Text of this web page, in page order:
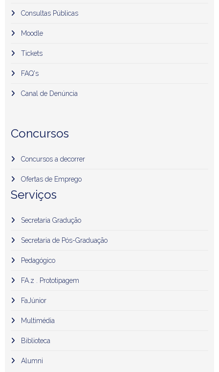
Consultas Públicas
Moodle
Tickets
FAQ's
Canal de Denúncia
Concursos
Concursos a decorrer
Ofertas de Emprego
Serviços
Secretaria Gradução
Secretaria de Pós-Graduação
Pedagógico
FA.z . Prototipagem
FaJúnior
Multimédia
Biblioteca
Alumni